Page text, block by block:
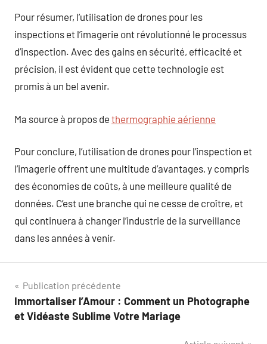
Pour résumer, l’utilisation de drones pour les
inspections et l’imagerie ont révolutionné le processus
d’inspection. Avec des gains en sécurité, efficacité et
précision, il est évident que cette technologie est
promis à un bel avenir.
Ma source à propos de thermographie aérienne
Pour conclure, l’utilisation de drones pour l’inspection et
l’imagerie offrent une multitude d’avantages, y compris
des économies de coûts, à une meilleure qualité de
données. C’est une branche qui ne cesse de croître, et
qui continuera à changer l’industrie de la surveillance
dans les années à venir.
Navigation
de
Publication précédente
Immortaliser l’Amour : Comment un Photographe
et Vidéaste Sublime Votre Mariage